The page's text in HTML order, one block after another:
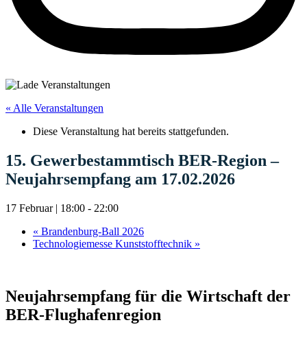
« Alle Veranstaltungen
Diese Veranstaltung hat bereits stattgefunden.
15. Gewerbestammtisch BER-Region –
Neujahrsempfang am 17.02.2026
17 Februar | 18:00 - 22:00
« Brandenburg-Ball 2026
Technologiemesse Kunststofftechnik »
Neujahrsempfang für die Wirtschaft der
BER-Flughafenregion